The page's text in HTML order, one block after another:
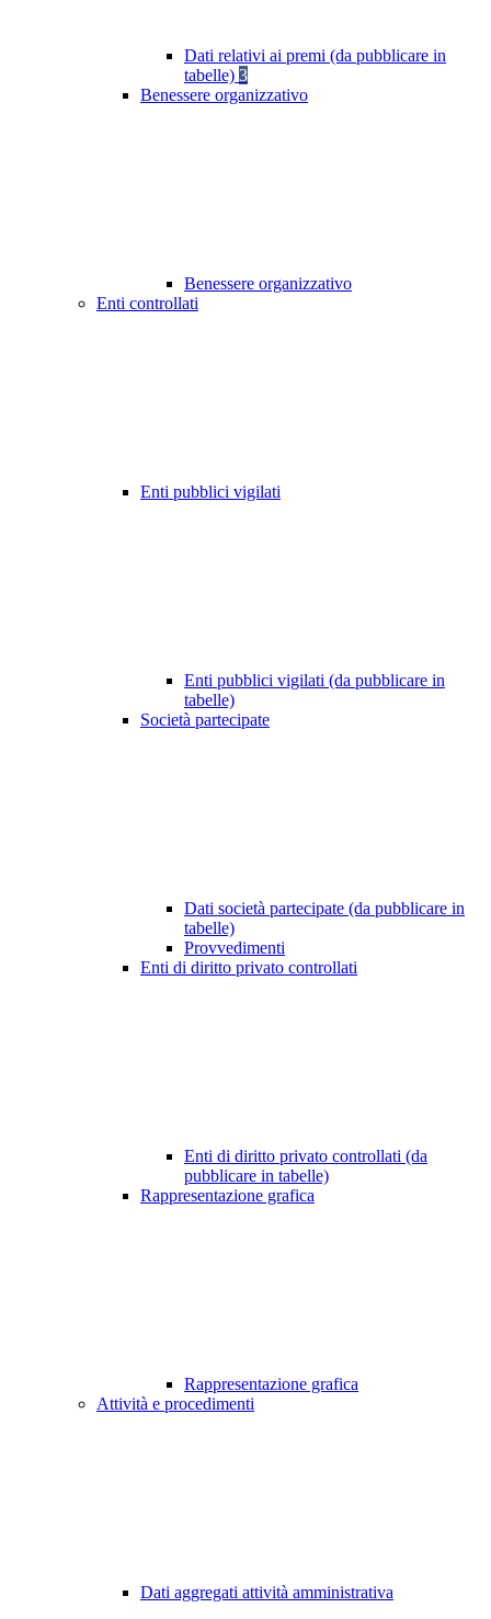
Dati relativi ai premi (da pubblicare in
tabelle) 3
Benessere organizzativo
Benessere organizzativo
Enti controllati
Enti pubblici vigilati
Enti pubblici vigilati (da pubblicare in
tabelle)
Società partecipate
Dati società partecipate (da pubblicare in
tabelle)
Provvedimenti
Enti di diritto privato controllati
Enti di diritto privato controllati (da
pubblicare in tabelle)
Rappresentazione grafica
Rappresentazione grafica
Attività e procedimenti
Dati aggregati attività amministrativa